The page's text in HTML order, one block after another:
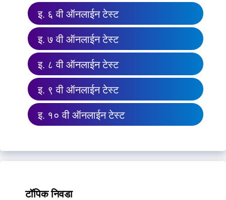
इ. ६ वी ऑनलाईन टेस्ट
इ. ७ वी ऑनलाईन टेस्ट
इ. ८ वी ऑनलाईन टेस्ट
इ. ९ वी ऑनलाईन टेस्ट
इ. १० वी ऑनलाईन टेस्ट
टॉपिक निवडा